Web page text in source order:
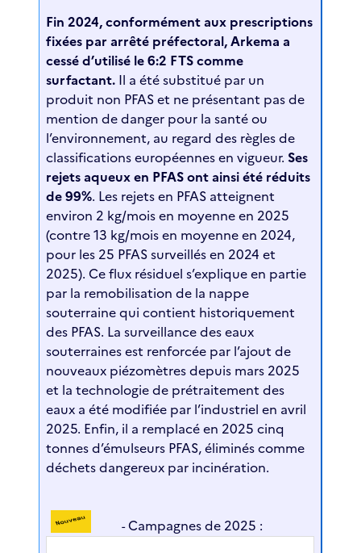
Fin 2024, conformément aux prescriptions
fixées par arrêté préfectoral, Arkema a
cessé d’utilisé le 6:2 FTS comme
surfactant. Il a été substitué par un
produit non PFAS et ne présentant pas de
mention de danger pour la santé ou
l’environnement, au regard des règles de
classifications européennes en vigueur. Ses
rejets aqueux en PFAS ont ainsi été réduits
de 99%. Les rejets en PFAS atteignent
environ 2 kg/mois en moyenne en 2025
(contre 13 kg/mois en moyenne en 2024,
pour les 25 PFAS surveillés en 2024 et
2025). Ce flux résiduel s’explique en partie
par la remobilisation de la nappe
souterraine qui contient historiquement
des PFAS. La surveillance des eaux
souterraines est renforcée par l’ajout de
nouveaux piézomètres depuis mars 2025
et la technologie de prétraitement des
eaux a été modifiée par l’industriel en avril
2025. Enfin, il a remplacé en 2025 cinq
tonnes d’émulseurs PFAS, éliminés comme
déchets dangereux par incinération.
-Campagnes de 2025 :